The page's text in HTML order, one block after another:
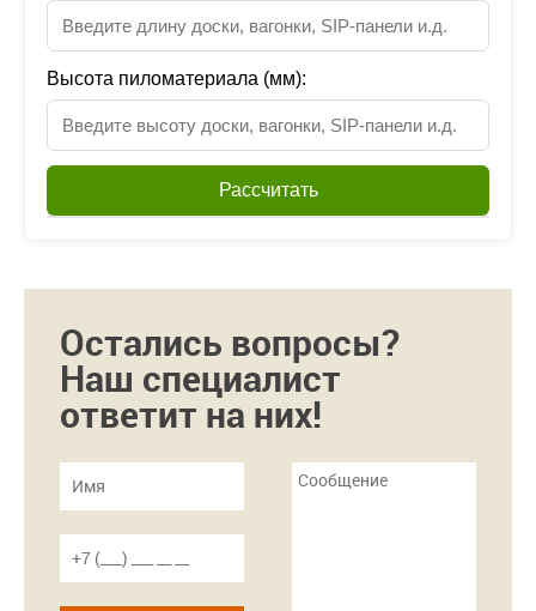
Высота пиломатериала (мм):
Рассчитать
Остались вопросы?
Наш специалист
ответит на них!